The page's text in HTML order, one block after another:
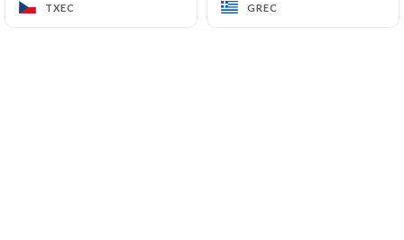
TXEC GREC
TXEC GREC